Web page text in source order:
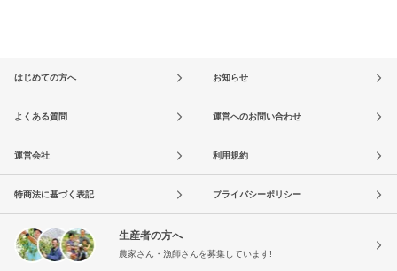
はじめての方へ お知らせ
よくある質問 運営へのお問い合わせ
運営会社 利用規約
特商法に基づく表記 プライバシーポリシー
生産者の方へ
農家さん・漁師さんを募集しています!